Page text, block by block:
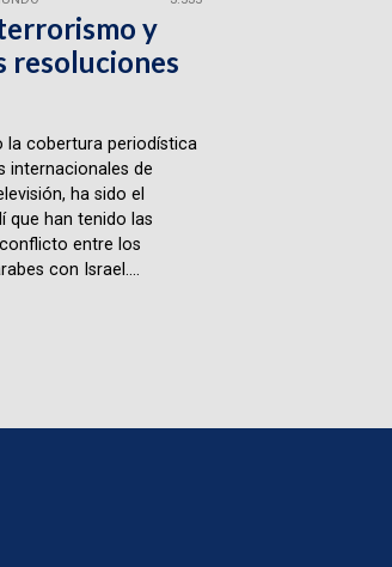
y
resoluciones
la cobertura periodística
internacionales de
ha sido el
que han tenido las
entre los
con Israel....